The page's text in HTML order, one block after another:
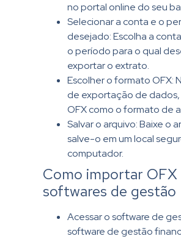
no portal online do seu
Selecionar a conta e o
desejado: Escolha a
o período para o qual
exportar o extrato.
Escolher o formato OFX:
de exportação de
OFX como o formato de
Salvar o arquivo: Baixe o
salve-o em um local
computador.
Como importar OFX
softwares de gestão
Acessar o software de
software de gestão